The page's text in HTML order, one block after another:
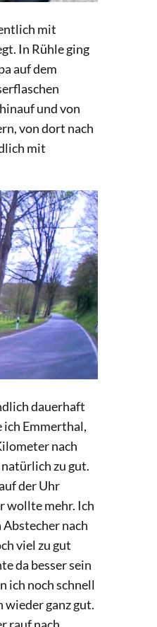
mit
In Rühle ging
auf dem
und von
von dort nach
mit
dauerhaft
ich Emmerthal,
nach
zu gut.
der Uhr
wollte mehr. Ich
Abstecher nach
viel zu gut
da besser sein
ich noch schnell
wieder ganz gut.